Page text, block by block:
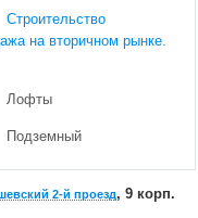
Строительство
на вторичном рынке.
Лофты
Подземный
2-й проезд, 9 корп.